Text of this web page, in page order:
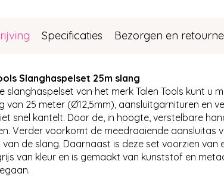
Specificaties Bezorgen en
Slanghaspelset 25m slang
slanghaspelset van het merk Talen Tools kunt
van 25 meter (Ø12,5mm), aansluitgarnituren en
snel kantelt. Door de, in hoogte, verstelbare
Verder voorkomt de meedraaiende aansluitas
van de slang. Daarnaast is deze set voorzien
van kleur en is gemaakt van kunststof en